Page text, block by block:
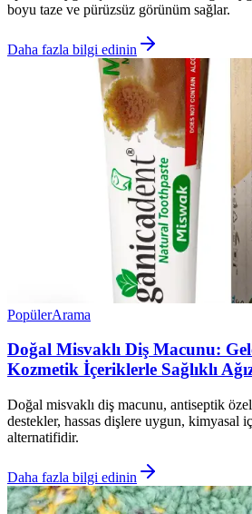
boyu taze ve pürüzsüz görünüm sağlar.
Daha fazla bilgi edinin
PopülerArama
Doğal Misvaklı Diş Macunu:
Kozmetik İçeriklerle Sağlıklı
Doğal misvaklı diş macunu, antiseptik
destekler, hassas dişlere uygun, kimyasal
alternatifidir.
Daha fazla bilgi edinin